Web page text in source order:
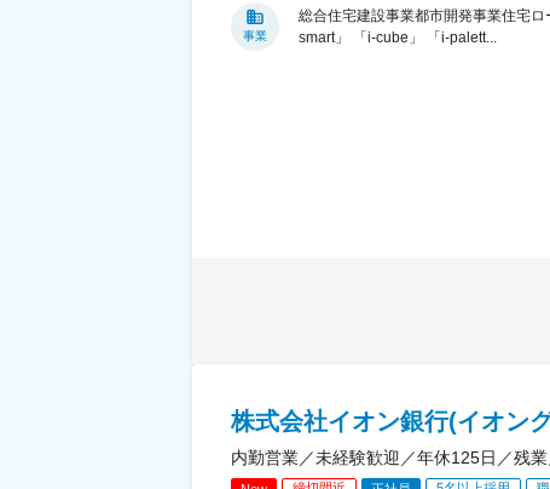
事業
総合住宅建設事業都市開発事業住宅
smart」 「i-cube」 「i-palett...
株式会社イオン銀行(イオン
内勤営業／未経験歓迎／年休125日／残